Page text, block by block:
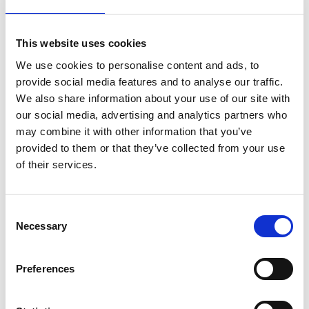
This website uses cookies
We use cookies to personalise content and ads, to
provide social media features and to analyse our traffic.
We also share information about your use of our site with
our social media, advertising and analytics partners who
may combine it with other information that you’ve
provided to them or that they’ve collected from your use
of their services.
Selection
Necessary
Preferences
out-Strategie, abgestimmt auf die
Projektmanagement:Steuerung des gesamten
Carve-out-Prozesses mit Fokus auf Zeit, Kosten und
Qualität.
Change Management: Unterstützung bei der
Kommunikation und Einbindung der Mitarbeitenden.
Entflechtung von IT-Systemen und